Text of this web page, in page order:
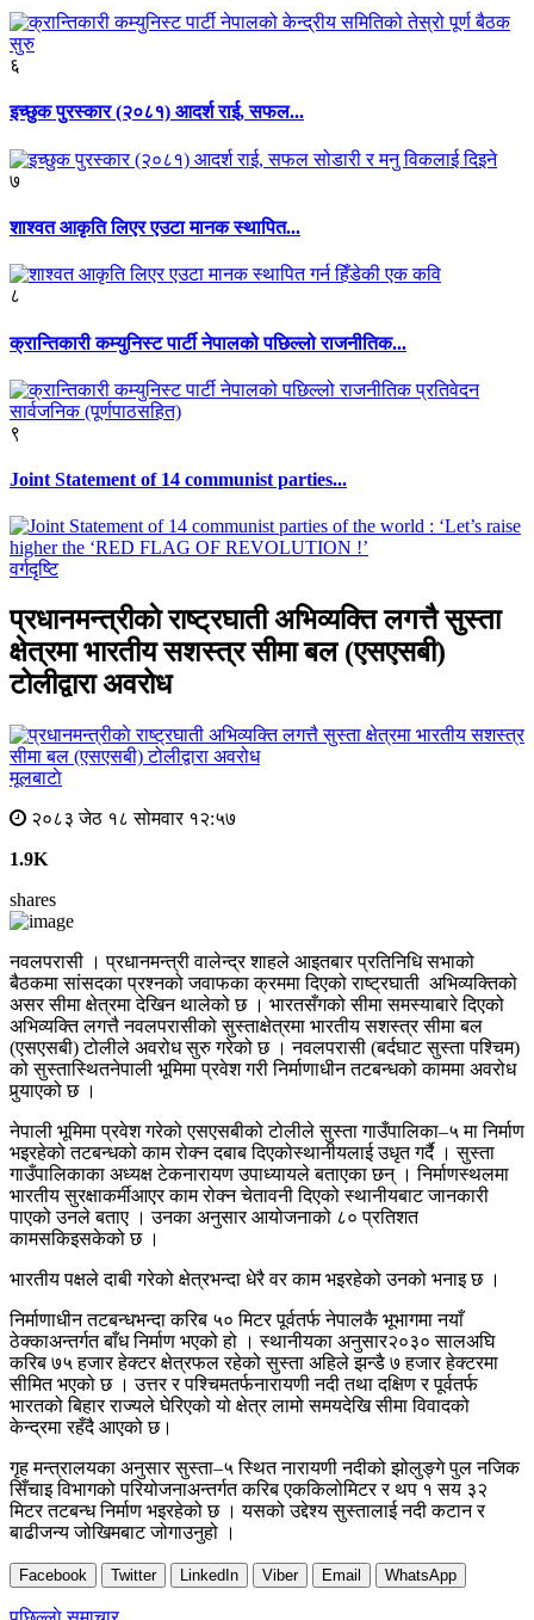
६
इच्छुक पुरस्कार (२०८१) आदर्श राई, सफल...
७
शाश्वत आकृति लिएर एउटा मानक स्थापित...
८
क्रान्तिकारी कम्युनिस्ट पार्टी नेपालको पछिल्लो राजनीतिक...
९
Joint Statement of 14 communist parties...
वर्गदृष्टि
प्रधानमन्त्रीकाे राष्ट्रघाती अभिव्यक्ति लगत्तै सुस्ता
क्षेत्रमा भारतीय सशस्त्र सीमा बल (एसएसबी)
टोलीद्वारा अवरोध
मूलबाटाे
२०८३ जेठ १८ सोमवार १२:५७
1.9K
shares
नवलपरासी । प्रधानमन्त्री वालेन्द्र शाहले आइतबार प्रतिनिधि सभाको
बैठकमा सांसदका प्रश्नको जवाफका क्रममा दिएको राष्ट्रघाती अभिव्यक्तिको
असर सीमा क्षेत्रमा देखिन थालेको छ । भारतसँगको सीमा समस्याबारे दिएको
अभिव्यक्ति लगत्तै नवलपरासीको सुस्ताक्षेत्रमा भारतीय सशस्त्र सीमा बल
(एसएसबी)टोलीले अवरोध सुरु गरेको छ । नवलपरासी (बर्दघाट सुस्ता पश्चिम)
को सुस्तास्थितनेपाली भूमिमा प्रवेश गरी निर्माणाधीन तटबन्धको काममा अवरोध
पुर्‍याएको छ ।
नेपाली भूमिमा प्रवेश गरेको एसएसबीको टोलीले सुस्ता गाउँपालिका–५ मा निर्माण
भइरहेको तटबन्धको काम रोक्न दबाब दिएकोस्थानीयलाई उधृत गर्दै । सुस्ता
गाउँपालिकाका अध्यक्ष टेकनारायण उपाध्यायले बताएका छन् । निर्माणस्थलमा
भारतीय सुरक्षाकर्मीआएर काम रोक्न चेतावनी दिएको स्थानीयबाट जानकारी
पाएको उनले बताए । उनका अनुसार आयोजनाको ८० प्रतिशत
कामसकिइसकेको छ ।
भारतीय पक्षले दाबी गरेको क्षेत्रभन्दा धेरै वर काम भइरहेको उनको भनाइ छ ।
निर्माणाधीन तटबन्धभन्दा करिब ५० मिटर पूर्वतर्फ नेपालकै भूभागमा नयाँ
ठेक्काअन्तर्गत बाँध निर्माण भएको हो । स्थानीयका अनुसार२०३० सालअघि
करिब ७५ हजार हेक्टर क्षेत्रफल रहेको सुस्ता अहिले झन्डै ७ हजार हेक्टरमा
सीमित भएको छ । उत्तर र पश्चिमतर्फनारायणी नदी तथा दक्षिण र पूर्वतर्फ
भारतको बिहार राज्यले घेरिएको यो क्षेत्र लामो समयदेखि सीमा विवादको
केन्द्रमा रहँदै आएको छ।
गृह मन्त्रालयका अनुसार सुस्ता–५ स्थित नारायणी नदीको झोलुङ्गे पुल नजिक
सिँचाइ विभागको परियोजनाअन्तर्गत करिब एककिलोमिटर र थप १ सय ३२
मिटर तटबन्ध निर्माण भइरहेको छ । यसको उद्देश्य सुस्तालाई नदी कटान र
बाढीजन्य जोखिमबाट जोगाउनुहो ।
Facebook Twitter LinkedIn Viber Email WhatsApp